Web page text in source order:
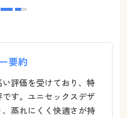
要約
評価を受けており、特
す。ユニセックスデザ
蒸れにくく快適さが持